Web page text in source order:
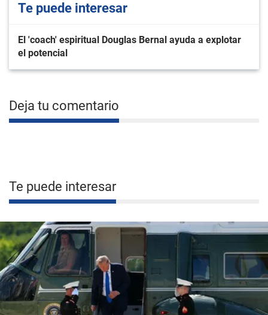
Te puede interesar
El 'coach' espiritual Douglas Bernal ayuda a explotar
el potencial
Deja tu comentario
Te puede interesar